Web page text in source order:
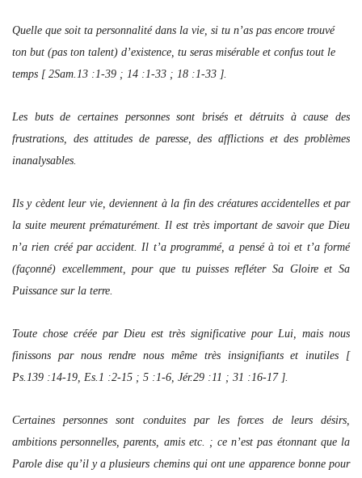
Quelle que soit ta personnalité dans la vie, si tu n’as pas encore trouvé
ton but (pas ton talent) d’existence, tu seras misérable et confus tout le
temps [ 2Sam.13 :1-39 ; 14 :1-33 ; 18 :1-33 ].
Les buts de certaines personnes sont brisés et détruits à cause des
frustrations, des attitudes de paresse, des afflictions et des problèmes
inanalysables.
Ils y cèdent leur vie, deviennent à la fin des créatures accidentelles et par
la suite meurent prématurément. Il est très important de savoir que Dieu
n’a rien créé par accident. Il t’a programmé, a pensé à toi et t’a formé
(façonné) excellemment, pour que tu puisses refléter Sa Gloire et Sa
Puissance sur la terre.
Toute chose créée par Dieu est très significative pour Lui, mais nous
finissons par nous rendre nous même très insignifiants et inutiles [
Ps.139 :14-19, Es.1 :2-15 ; 5 :1-6, Jér.29 :11 ; 31 :16-17 ].
Certaines personnes sont conduites par les forces de leurs désirs,
ambitions personnelles, parents, amis etc. ; ce n’est pas étonnant que la
Parole dise qu’il y a plusieurs chemins qui ont une apparence bonne pour